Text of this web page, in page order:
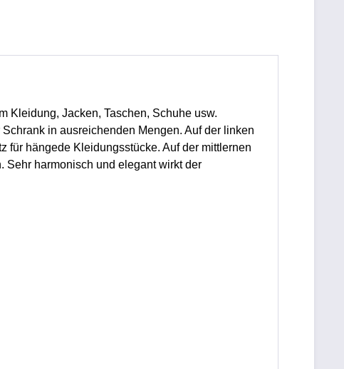
Kleidung, Jacken, Taschen, Schuhe usw.
in ausreichenden Mengen. Auf der linken
für hängede Kleidungsstücke. Auf der mittlernen
Sehr harmonisch und elegant wirkt der